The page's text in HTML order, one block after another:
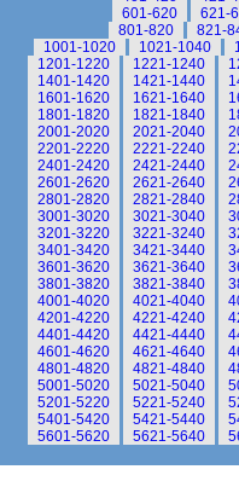
601-620
621-
801-820
821-
1001-1020
1021-1040
1201-1220
1221-1240
1401-1420
1421-1440
1601-1620
1621-1640
1801-1820
1821-1840
2001-2020
2021-2040
2201-2220
2221-2240
2401-2420
2421-2440
2601-2620
2621-2640
2801-2820
2821-2840
3001-3020
3021-3040
3201-3220
3221-3240
3401-3420
3421-3440
3601-3620
3621-3640
3801-3820
3821-3840
4001-4020
4021-4040
4201-4220
4221-4240
4401-4420
4421-4440
4601-4620
4621-4640
4801-4820
4821-4840
5001-5020
5021-5040
5201-5220
5221-5240
5401-5420
5421-5440
5601-5620
5621-5640